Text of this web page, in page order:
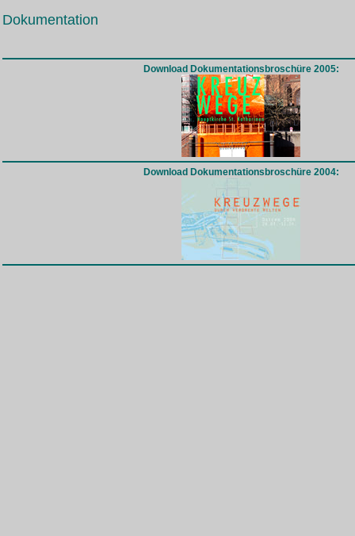
Dokumentation
Download Dokumentationsbroschüre 2005:
Download Dokumentationsbroschüre 2004: